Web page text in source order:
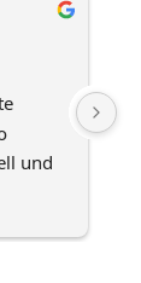
und